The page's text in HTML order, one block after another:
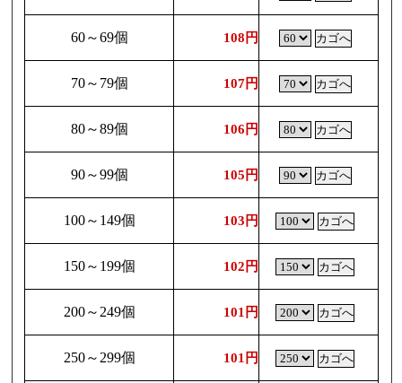
60～69個 108円
70～79個 107円
80～89個 106円
90～99個 105円
100～149個 103円
150～199個 102円
200～249個 101円
250～299個 101円